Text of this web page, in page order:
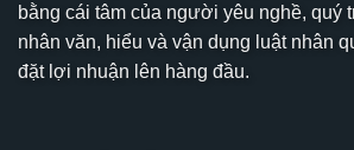
bằng cái tâm của người yêu nghề, quý
nhân văn, hiểu và vận dụng luật nhân
đặt lợi nhuận lên hàng đầu.